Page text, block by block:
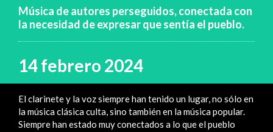
Música de autores perseguidos, conectada con
la necesidad de expresar que sentía el pueblo.
14 febrero 2024
El clarinete y la voz siempre han tenido un lugar, no sólo en
la música clásica culta, sino también en la música popular.
Siempre han estado muy conectados a lo que el pueblo